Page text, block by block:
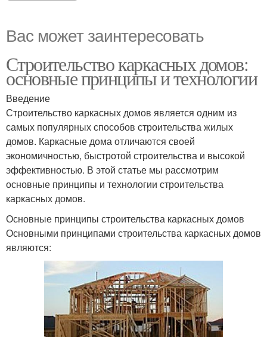
Вас может заинтересовать
Строительство каркасных домов:
основные принципы и технологии
Введение
Строительство каркасных домов является одним из
самых популярных способов строительства жилых
домов. Каркасные дома отличаются своей
экономичностью, быстротой строительства и высокой
эффективностью. В этой статье мы рассмотрим
основные принципы и технологии строительства
каркасных домов.
Основные принципы строительства каркасных домов
Основными принципами строительства каркасных домов
являются: